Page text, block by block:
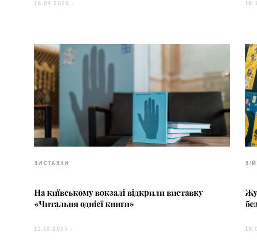
16.04.2026 -
ВИСТАВКИ
На київському вокзалі відкрили виставку
«Читальня однієї книги»
11.10.2025 -